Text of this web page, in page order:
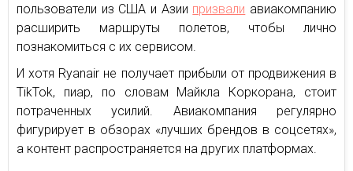
пользователи из США и Азии призвали авиакомпанию
расширить маршруты полетов, чтобы лично
познакомиться с их сервисом.
И хотя Ryanair не получает прибыли от продвижения в
TikTok, пиар, по словам Майкла Коркорана, стоит
потраченных усилий. Авиакомпания регулярно
фигурирует в обзорах «лучших брендов в соцсетях»,
а контент распространяется на других платформах.